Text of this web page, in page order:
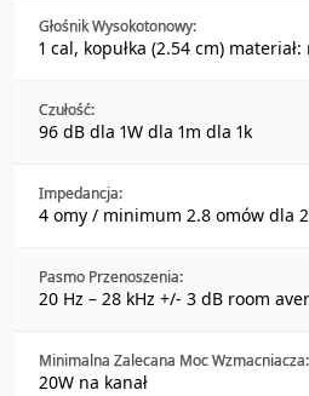
Głośnik Wysokotonowy:
1 cal, kopułka (2.54 cm)
Czułość:
96 dB dla 1W dla 1m dla 1k
Impedancja:
4 omy / minimum 2.8 omów dla
Pasmo Przenoszenia:
20 Hz – 28 kHz +/- 3 dB room
Minimalna Zalecana Moc Wzmacniacza:
20W na kanał